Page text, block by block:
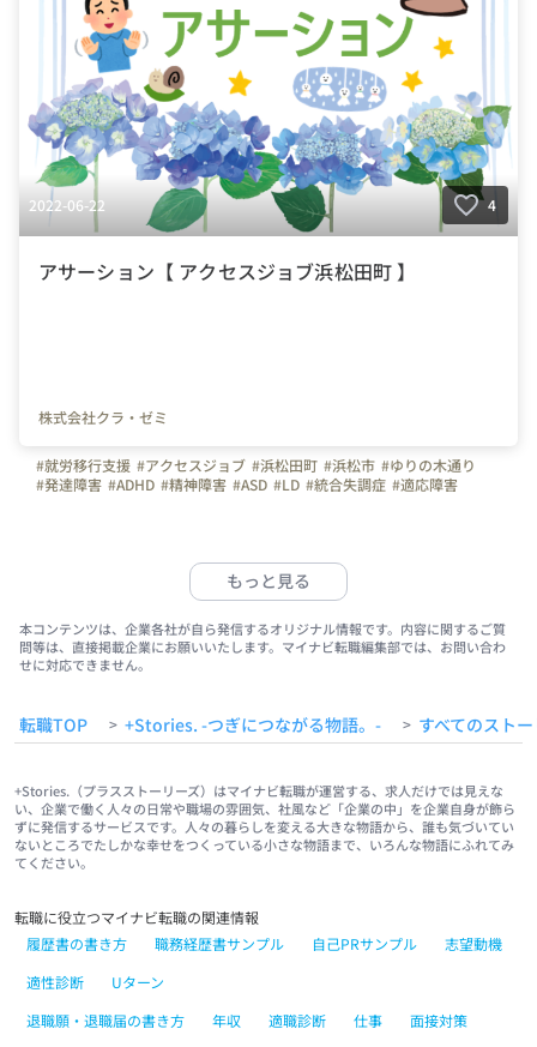
2022-06-22 4
アサーション【 アクセスジョブ浜松田町 】
株式会社クラ・ゼミ
#就労移行支援 #アクセスジョブ #浜松田町 #浜松市 #ゆりの木通り
#発達障害 #ADHD #精神障害 #ASD #LD #統合失調症 #適応障害
もっと見る
本コンテンツは、企業各社が自ら発信するオリジナル情報です。内容に関するご質
問等は、直接掲載企業にお願いいたします。マイナビ転職編集部では、お問い合わ
せに対応できません。
転職TOP > +Stories. -つぎにつながる物語。- > すべてのスト
+Stories.（プラスストーリーズ）はマイナビ転職が運営する、求人だけでは見えな
い、企業で働く人々の日常や職場の雰囲気、社風など「企業の中」を企業自身が飾ら
ずに発信するサービスです。人々の暮らしを変える大きな物語から、誰も気づいてい
ないところでたしかな幸せをつくっている小さな物語まで、いろんな物語にふれてみ
てください。
転職に役立つマイナビ転職の関連情報
履歴書の書き方
職務経歴書サンプル 自己PRサンプル
志望動機
適性診断
Uターン
退職願・退職届の書き方
年収 適職診断 仕事 面接対策